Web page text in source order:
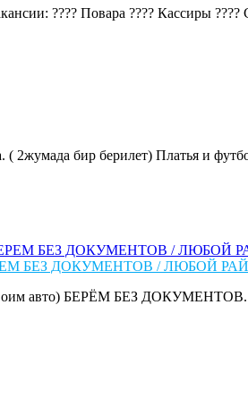
???? Повара ???? Кассиры ????
( 2жумада бир берилет) Платья и
БЕЗ ДОКУМЕНТОВ / ЛЮБОЙ
авто) БЕРЁМ БЕЗ ДОКУМЕНТОВ.